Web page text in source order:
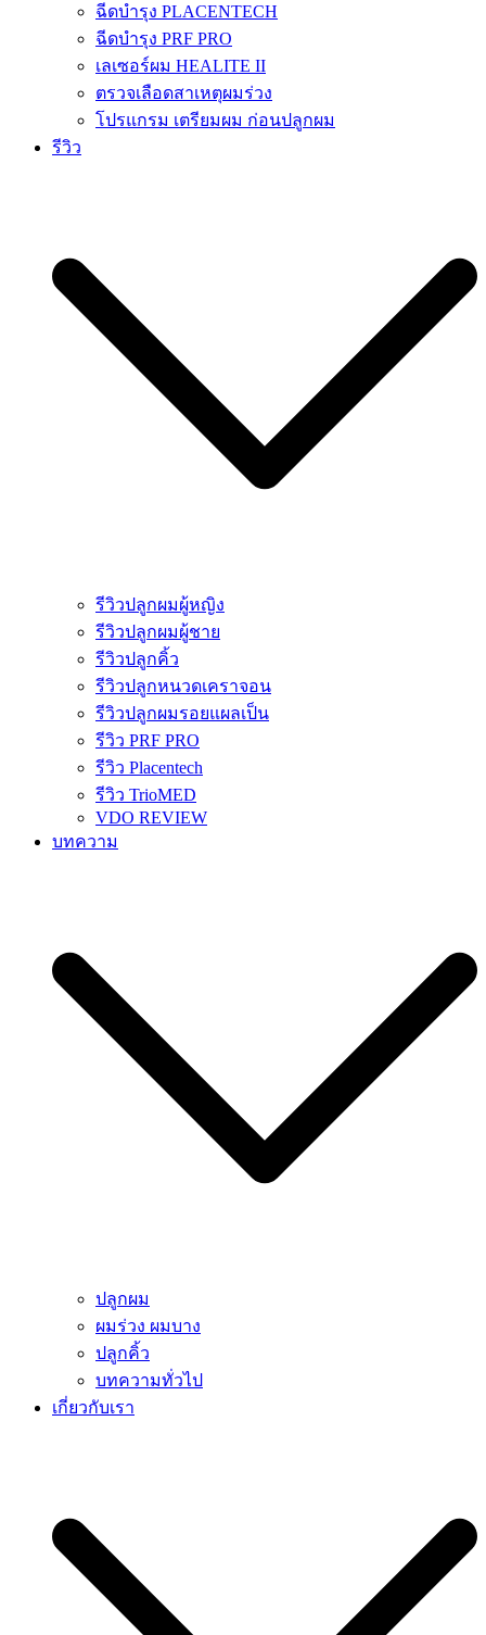
ฉีดบำรุง PLACENTECH
ฉีดบำรุง PRF PRO
เลเซอร์ผม HEALITE II
ตรวจเลือดสาเหตุผมร่วง
โปรแกรม เตรียมผม ก่อนปลูกผม
รีวิว
รีวิวปลูกผมผู้หญิง
รีวิวปลูกผมผู้ชาย
รีวิวปลูกคิ้ว
รีวิวปลูกหนวดเคราจอน
รีวิวปลูกผมรอยแผลเป็น
รีวิว PRF PRO
รีวิว Placentech
รีวิว TrioMED
VDO REVIEW
บทความ
ปลูกผม
ผมร่วง ผมบาง
ปลูกคิ้ว
บทความทั่วไป
เกี่ยวกับเรา